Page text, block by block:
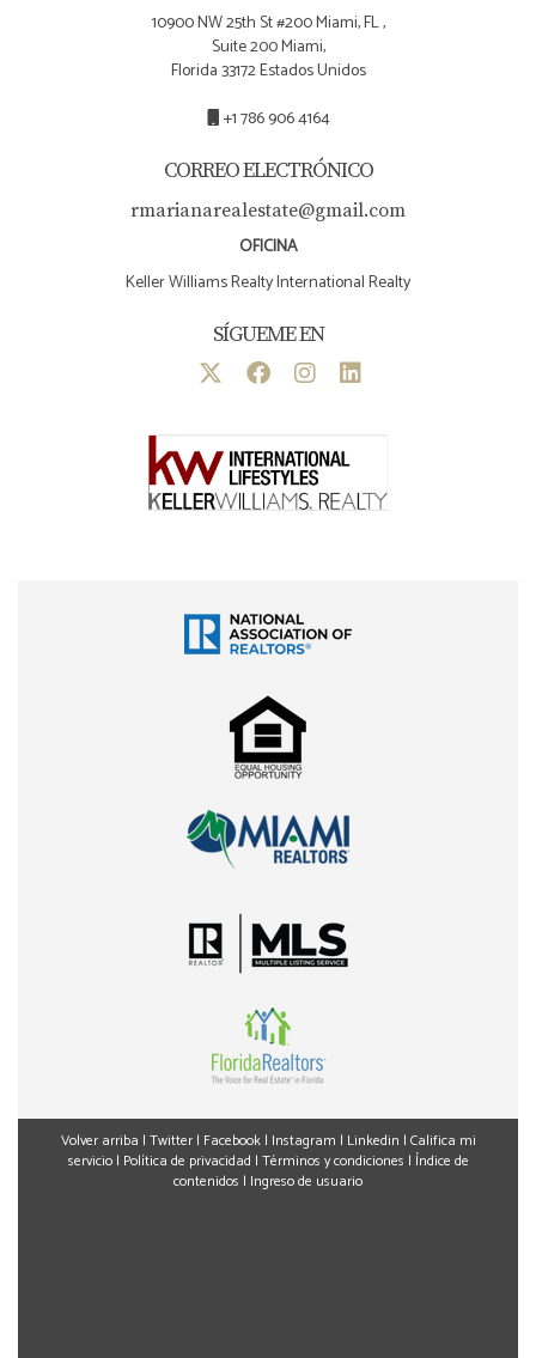
10900 NW 25th St #200 Miami, FL ,
Suite 200 Miami,
Florida 33172 Estados Unidos
+1 786 906 4164
CORREO ELECTRÓNICO
rmarianarealestate@gmail.com
OFICINA
Keller Williams Realty International Realty
SÍGUEME EN
Volver arriba | Twitter| Facebook| Instagram | Linkedin | Califica mi
servicio| Política de privacidad | Términos y condiciones | Índice de
contenidos | Ingreso de usuario